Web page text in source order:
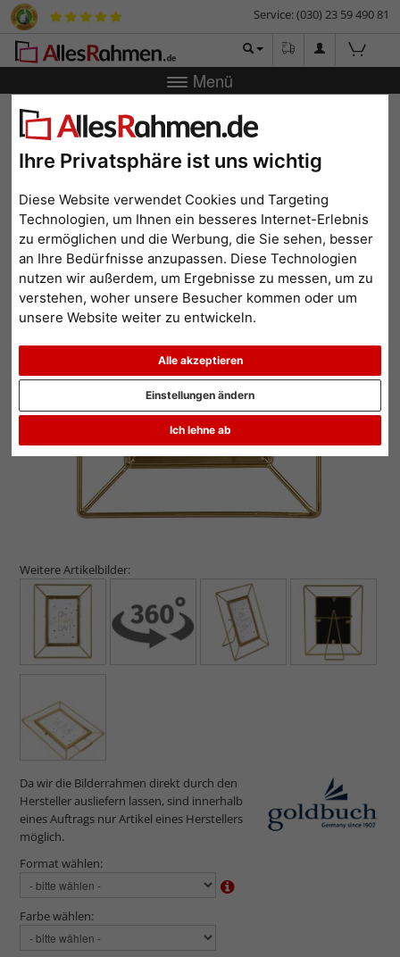
Ihre Privatsphäre ist uns wichtig
Diese Website verwendet Cookies und Targeting
Technologien, um Ihnen ein besseres Internet-Erlebnis
zu ermöglichen und die Werbung, die Sie sehen, besser
an Ihre Bedürfnisse anzupassen. Diese Technologien
nutzen wir außerdem, um Ergebnisse zu messen, um zu
verstehen, woher unsere Besucher kommen oder um
unsere Website weiter zu entwickeln.
Alle akzeptieren
Ich lehne ab
Einstellungen ändern
Service: (030) 23 59 490 81
Menü
Zurück | Bilderrahmen-Shop Bilderrahmen
Otranto
Fotorahmen Otranto
Weitere Artikelbilder:
Da wir die Bilderrahmen direkt durch den
Hersteller ausliefern lassen, sind innerhalb
eines Auftrags nur Artikel eines Herstellers
möglich.
Format wählen:
Farbe wählen: